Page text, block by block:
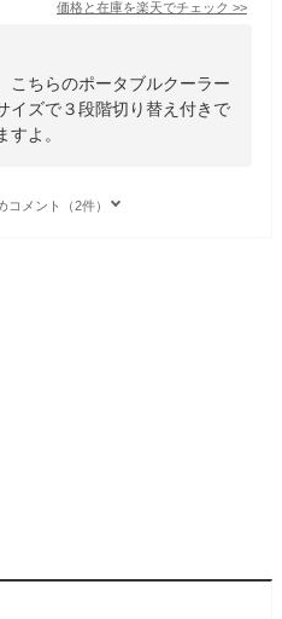
価格と在庫を楽天でチェック >>
こちらのポータブルクーラー
イズで３段階切り替え付きで
すよ。
コメント（2件）